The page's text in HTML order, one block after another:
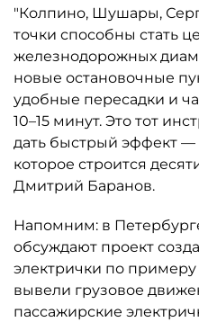
"Колпино, Шушары,
точки способны стать
железнодорожных
новые остановочные
удобные пересадки и
10–15 минут. Это тот
дать быстрый эффект —
которое строится
Дмитрий Баранов.
Напомним: в
обсуждают проект
электрички по
вывели грузовое
пассажирские